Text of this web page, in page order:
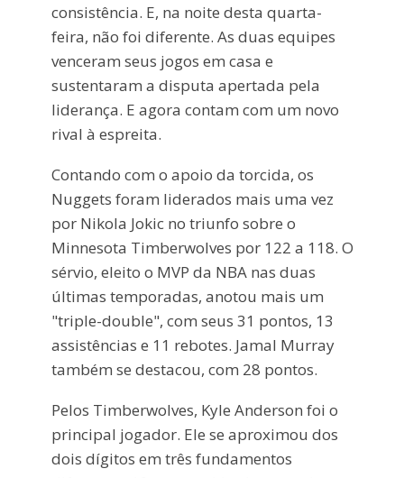
consistência. E, na noite desta quarta-
feira, não foi diferente. As duas equipes
venceram seus jogos em casa e
sustentaram a disputa apertada pela
liderança. E agora contam com um novo
rival à espreita.
Contando com o apoio da torcida, os
Nuggets foram liderados mais uma vez
por Nikola Jokic no triunfo sobre o
Minnesota Timberwolves por 122 a 118. O
sérvio, eleito o MVP da NBA nas duas
últimas temporadas, anotou mais um
"triple-double", com seus 31 pontos, 13
assistências e 11 rebotes. Jamal Murray
também se destacou, com 28 pontos.
Pelos Timberwolves, Kyle Anderson foi o
principal jogador. Ele se aproximou dos
dois dígitos em três fundamentos